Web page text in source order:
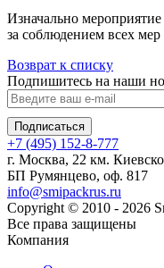
Изначально
за соблюдением всех
Возврат к списку
Подпишитесь на наши
Подписаться
+7 (495) 152-8-777
г. Москва, 22 км.
БП Румянцево, оф. 817
info@smipackrus.ru
Copyright © 2010 - 2026
Все права защищены
Компания